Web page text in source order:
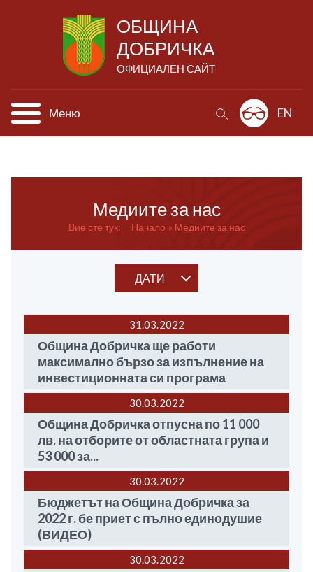
ОБЩИНА
ДОБРИЧКА
ОФИЦИАЛЕН САЙТ
Меню EN
Медиите за нас
Вие сте тук: Начало Медиите за нас
ДАТИ
31.03 2022
Община Добричка ще работи
максимално бързо за изпълнение на
инвестиционната си програма
30.03 2022
Община Добричка отпусна по 11 000
лв. на отборите от областната група и
53 000 за...
30.03 2022
Бюджетът на Община Добричка за
2022 г. бе приет с пълно единодушие
(ВИДЕО)
30.03 2022